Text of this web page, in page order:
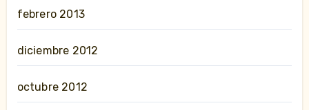
febrero 2013
diciembre 2012
octubre 2012